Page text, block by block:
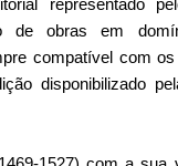
de obras em
compatível com
disponibilizado